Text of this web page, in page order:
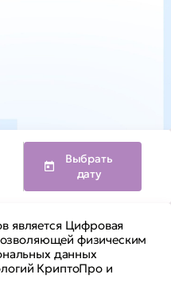
Выбрать
дату
является Цифровая
физическим
данных
КриптоПро и